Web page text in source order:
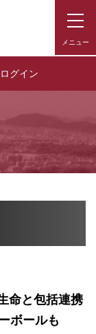
ログイン
命と包括連携
ボールも